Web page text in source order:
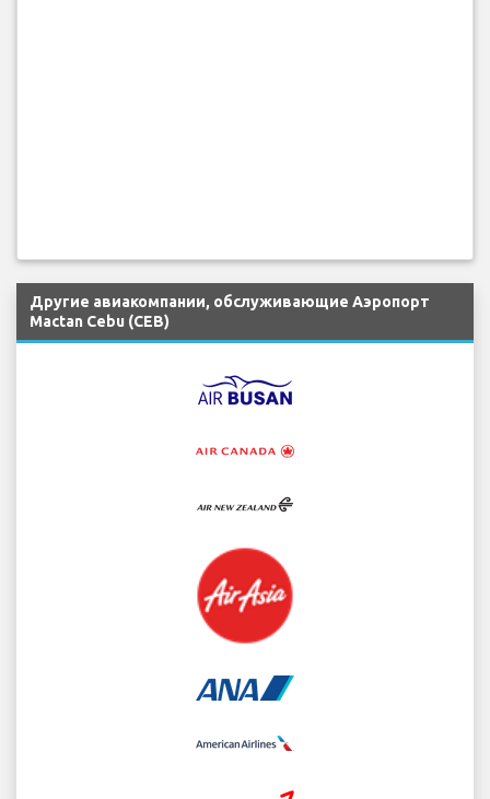
Другие авиакомпании, обслуживающие Аэропорт
Mactan Cebu (CEB)